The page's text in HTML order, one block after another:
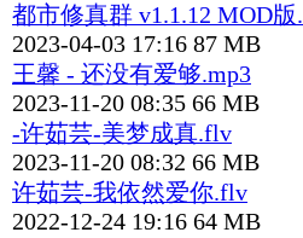
都市修真群 v1.1.12 MOD版
2023-04-03 17:16 87 MB
王馨 - 还没有爱够.mp3
2023-11-20 08:35 66 MB
-许茹芸-美梦成真.flv
2023-11-20 08:32 66 MB
许茹芸-我依然爱你.flv
2022-12-24 19:16 64 MB